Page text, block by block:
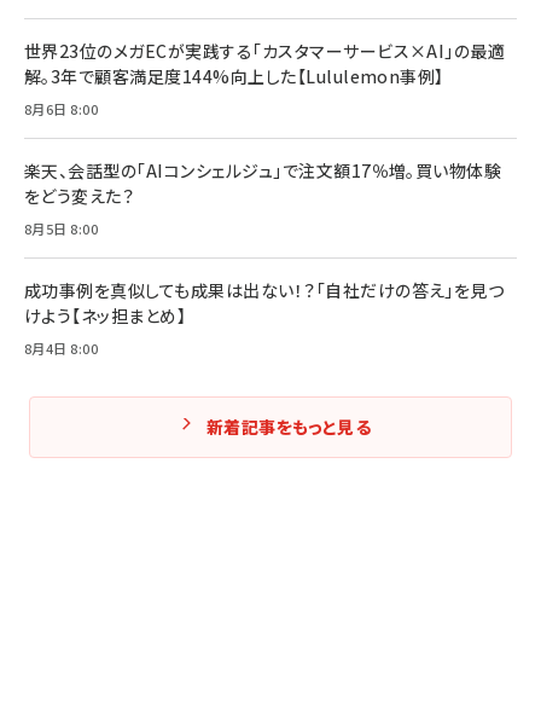
世界23位のメガECが実践する「カスタマーサービス×AI」の最適
解。3年で顧客満足度144%向上した【Lululemon事例】
8月6日 8:00
楽天、会話型の「AIコンシェルジュ」で注文額17％増。買い物体験
をどう変えた？
8月5日 8:00
成功事例を真似しても成果は出ない！？「自社だけの答え」を見つ
けよう【ネッ担まとめ】
8月4日 8:00
新着記事をもっと見る